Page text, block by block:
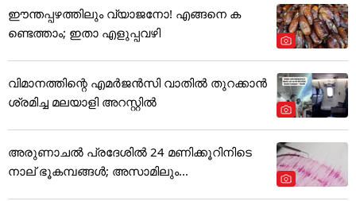
ഈന്തപ്പഴത്തിലും വ്യാജനോ! എങ്ങനെ ക
ണ്ടെത്താം; ഇതാ എളുപ്പവഴി
വിമാനത്തിന്റെ എമർജൻസി വാതിൽ തുറക്കാൻ
ശ്രമിച്ച മലയാളി അറസ്റ്റിൽ
അരുണാചൽ പ്രദേശിൽ 24 മണിക്കൂറിനിടെ
നാല് ഭൂകമ്പങ്ങൾ; അസാമിലും...